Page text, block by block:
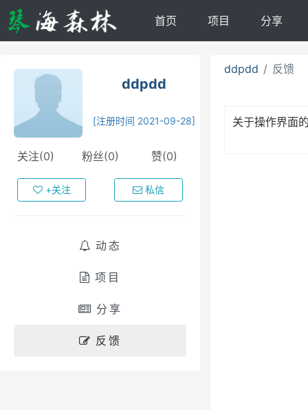
首页 项目 分享
ddpdd
[注册时间 2021-09-28]
关注(0) 粉丝(0) 赞(0)
+关注 私信
动态
项目
分享
反馈
ddpdd 反馈
关于操作界面